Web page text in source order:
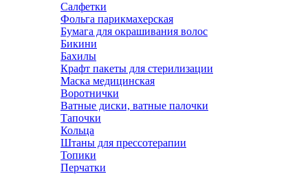
Салфетки
Фольга парикмахерская
Бумага для окрашивания волос
Бикини
Бахилы
Крафт пакеты для стерилизации
Маска медицинская
Воротнички
Ватные диски, ватные палочки
Тапочки
Кольца
Штаны для прессотерапии
Топики
Перчатки